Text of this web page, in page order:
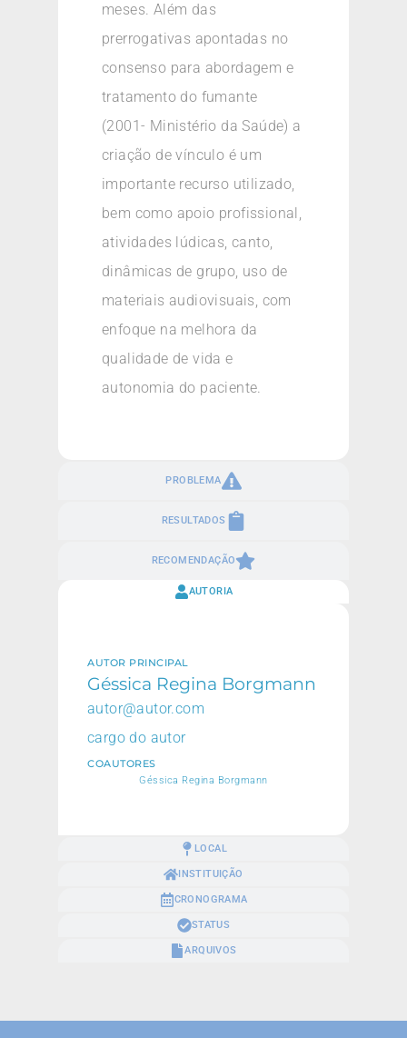
PROBLEMA
RESULTADOS
RECOMENDAÇÃO
meses. Além das
prerrogativas apontadas no
consenso para abordagem e
tratamento do fumante
(2001- Ministério da Saúde) a
criação de vínculo é um
importante recurso utilizado,
bem como apoio profissional,
atividades lúdicas, canto,
dinâmicas de grupo, uso de
materiais audiovisuais, com
enfoque na melhora da
qualidade de vida e
autonomia do paciente.
AUTORIA
LOCAL
INSTITUIÇÃO
CRONOGRAMA
STATUS
ARQUIVOS
AUTOR PRINCIPAL
Géssica Regina Borgmann
autor@autor.com
cargo do autor
COAUTORES
Géssica Regina Borgmann